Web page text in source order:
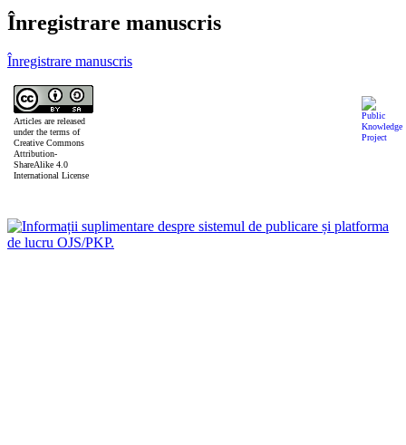
Înregistrare manuscris
Înregistrare manuscris
Articles are released
under the terms of
Creative Commons
Attribution-
ShareAlike 4.0
International License